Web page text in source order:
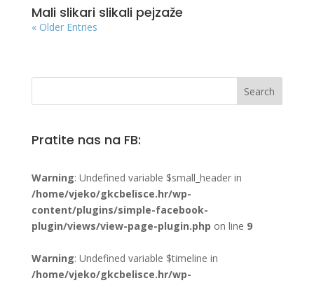
Mali slikari slikali pejzaže
« Older Entries
Pratite nas na FB:
Warning: Undefined variable $small_header in
/home/vjeko/gkcbelisce.hr/wp-
content/plugins/simple-facebook-
plugin/views/view-page-plugin.php on line 9
Warning: Undefined variable $timeline in
/home/vjeko/gkcbelisce.hr/wp-